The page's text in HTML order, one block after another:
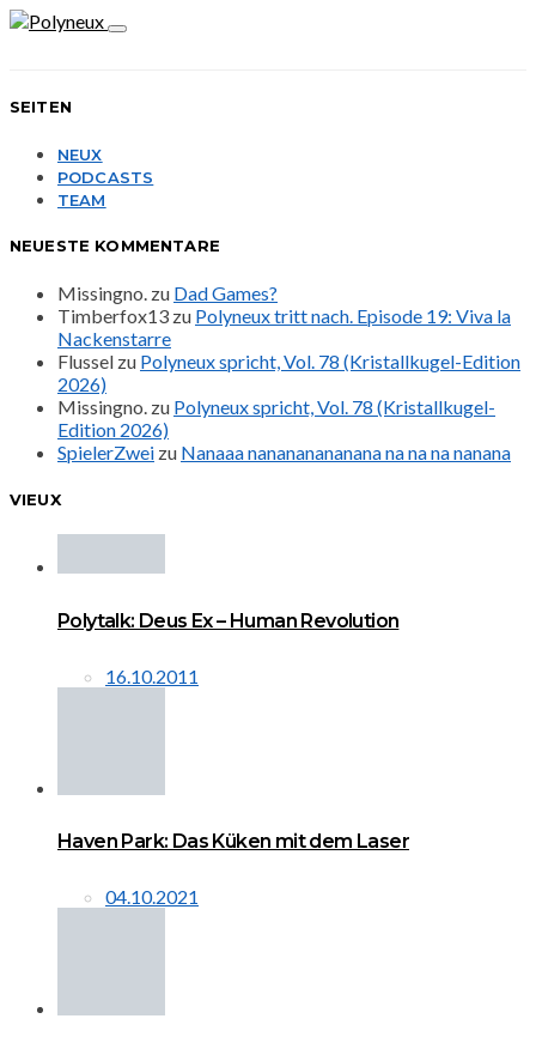
SEITEN
NEUX
PODCASTS
TEAM
NEUESTE KOMMENTARE
Missingno. zu Dad Games?
Timberfox13 zu Polyneux tritt nach. Episode 19: Viva la
Nackenstarre
Flussel zu Polyneux spricht, Vol. 78 (Kristallkugel-Edition
2026)
Missingno. zu Polyneux spricht, Vol. 78 (Kristallkugel-
Edition 2026)
SpielerZwei zu Nanaaa nanananananana na na na nanana
VIEUX
Polytalk: Deus Ex – Human Revolution
16.10.2011
Haven Park: Das Küken mit dem Laser
04.10.2021